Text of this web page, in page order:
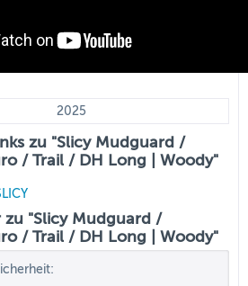
2025
zu "Slicy Mudguard /
/ Trail / DH Long | Woody"
zu "Slicy Mudguard /
/ Trail / DH Long | Woody"